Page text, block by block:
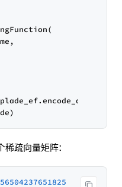
疏向量矩阵：